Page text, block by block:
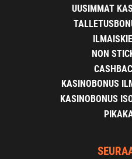
UUSIMMAT
NON
KASINOBONUS
KASINOBONUS